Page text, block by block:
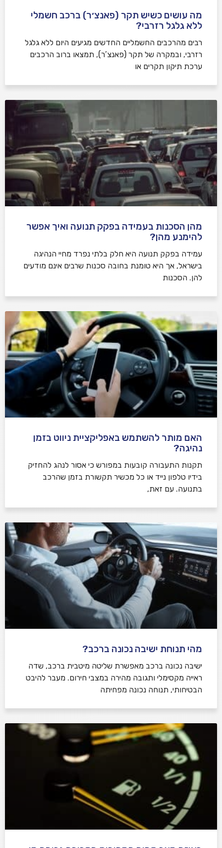
מה עושים כשיש תקר (פאנצ׳ר) ברכב חשמלי
ללא גלגל רזרבי?
רבים מהרכבים החשמליים החדשים מגיעים היום ללא גלגל
רזרבי, ובמקרה של תקר (פאנצ’ר), תמצאו ברוב הרכבים
ערכת תיקון תקרים או
מהן הסכנות בעמידה בפקק תנועה ואיך אפשר
להימנע מהן?
עמידה בפקק תנועה היא חלק בלתי נפרד מחיי הנהיגה
בישראל, אך היא טומנת בחובה סכנות שרבים אינם מודעים
להן. הסכנות
האם מותר להשתמש באפליקציית ניווט בזמן
נהיגה?
תקנות התעבורה קובעות במפורש כי אסור לנהג להחזיק
בידיו טלפון נייד או כל מכשיר תקשורת בזמן שהרכב
בתנועה. עם זאת,
מהי תנוחת ישיבה נכונה ברכב?
ישיבה נכונה ברכב מאפשרת שליטה מיטבית ברכב, שדה
ראייה מקסימלי ותגובה מהירה במצבי חירום. מעבר להיבט
הבטיחותי, תנוחה נכונה מפחיתה